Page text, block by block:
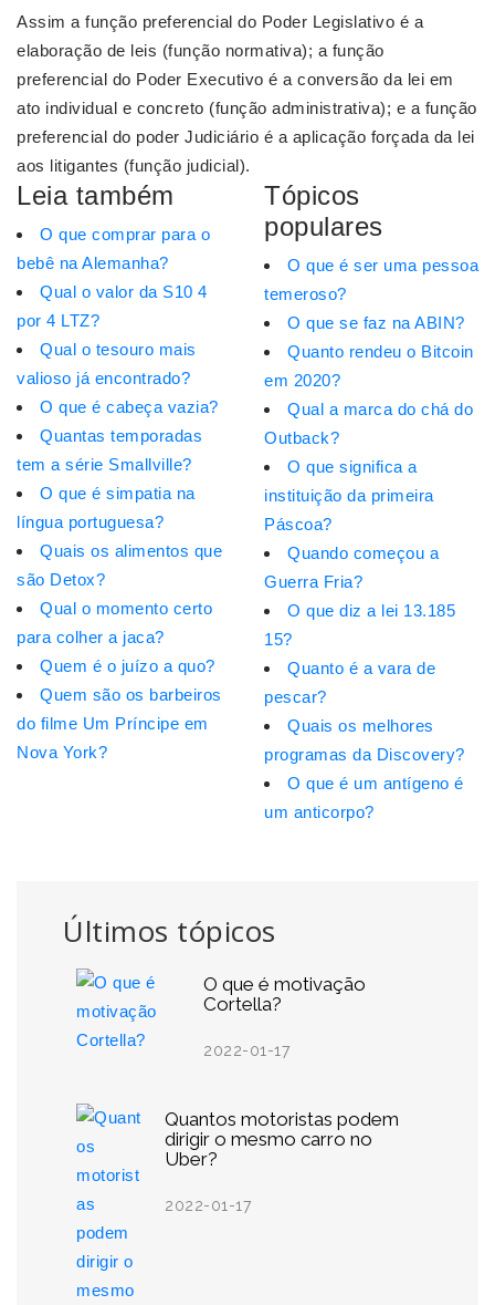
Últimos tópicos
O que é motivação
Cortella?
2022-01-17
Quantos motoristas podem
dirigir o mesmo carro no
Uber?
2022-01-17
Assim a função preferencial do Poder Legislativo é a
elaboração de leis (função normativa); a função
preferencial do Poder Executivo é a conversão da lei em
ato individual e concreto (função administrativa); e a função
preferencial do poder Judiciário é a aplicação forçada da lei
aos litigantes (função judicial).
Leia também
O que comprar para o
bebê na Alemanha?
Qual o valor da S10 4
por 4 LTZ?
Qual o tesouro mais
valioso já encontrado?
O que é cabeça vazia?
Quantas temporadas
tem a série Smallville?
O que é simpatia na
língua portuguesa?
Quais os alimentos que
são Detox?
Qual o momento certo
para colher a jaca?
Quem é o juízo a quo?
Quem são os barbeiros
do filme Um Príncipe em
Nova York?
Tópicos
populares
O que é ser uma pessoa
temeroso?
O que se faz na ABIN?
Quanto rendeu o Bitcoin
em 2020?
Qual a marca do chá do
Outback?
O que significa a
instituição da primeira
Páscoa?
Quando começou a
Guerra Fria?
O que diz a lei 13.185
15?
Quanto é a vara de
pescar?
Quais os melhores
programas da Discovery?
O que é um antígeno é
um anticorpo?